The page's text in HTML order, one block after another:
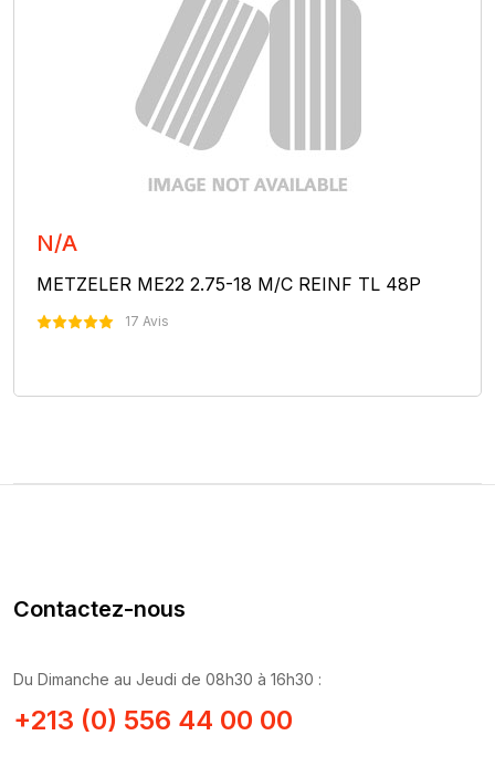
N/A
METZELER ME22 2.75-18 M/C REINF TL 48P
17 Avis
Contactez-nous
Du Dimanche au Jeudi de 08h30 à 16h30 :
+213 (0) 556 44 00 00